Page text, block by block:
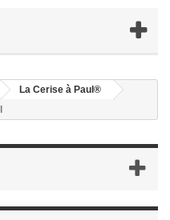
La Cerise à Paul®